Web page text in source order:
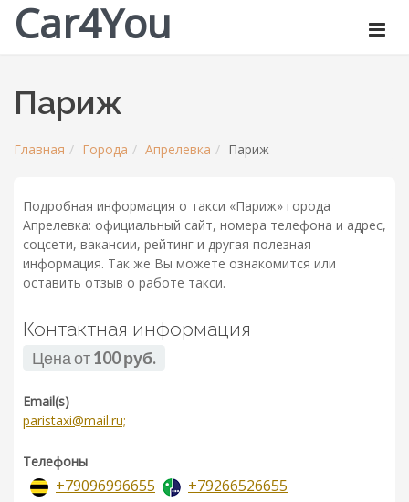
Car4You
Париж
Главная Города Апрелевка Париж
Подробная информация о такси «Париж» города
Апрелевка: официальный сайт, номера телефона и адрес,
соцсети, вакансии, рейтинг и другая полезная
информация. Так же Вы можете ознакомится или
оставить отзыв о работе такси.
Контактная информация
Цена от100 руб.
Email(s)
paristaxi@mail.ru;
Телефоны
+79096996655 +79266526655